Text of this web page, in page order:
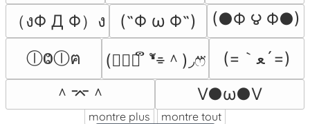
（งΦ Д Φ）ง
(˵Φ ω Φ˵)
(●Φ ౪ Φ●)
ⓛⰙⓛฅ
(⌯❛ั ຶ ❛ั⌯＾)◞ෆ⃛
(=｀ﻌ´=)
＾⌤＾
V●ω●V
montre plus
montre tout